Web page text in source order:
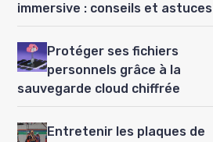
immersive : conseils et astuces
Protéger ses fichiers
personnels grâce à la
sauvegarde cloud chiffrée
Entretenir les plaques de